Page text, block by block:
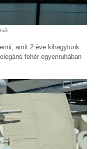
amit 2 éve kihagytunk.
fehér egyenruhában